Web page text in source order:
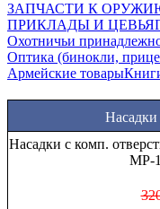
ЗАПЧАСТИ К
ПРИКЛАДЫ И ЦЕВЬЯ
Охотничьи
Оптика (бинокли,
Армейские товары
Насадки с комп.
МР-